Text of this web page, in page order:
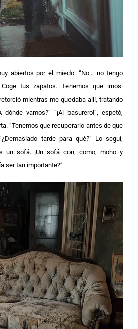
abiertos por el miedo. “No… no tengo
tus zapatos. Tenemos que irnos.
mientras me quedaba allí, tratando
dónde vamos?” “¡Al basurero!”, espetó,
“Tenemos que recuperarlo antes de que
tarde para qué?” Lo seguí,
un sofá. ¡Un sofá con, como, moho y
ser tan importante?”